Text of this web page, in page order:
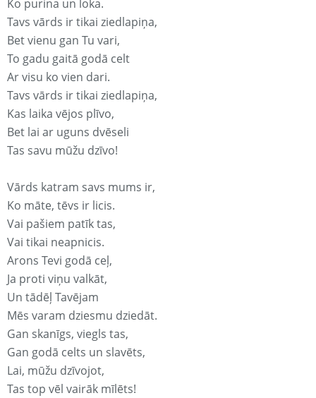
Ko purina un loka.
Tavs vārds ir tikai ziedlapiņa,
Bet vienu gan Tu vari,
To gadu gaitā godā celt
Ar visu ko vien dari.
Tavs vārds ir tikai ziedlapiņa,
Kas laika vējos plīvo,
Bet lai ar uguns dvēseli
Tas savu mūžu dzīvo!
Vārds katram savs mums ir,
Ko māte, tēvs ir licis.
Vai pašiem patīk tas,
Vai tikai neapnicis.
Arons Tevi godā ceļ,
Ja proti viņu valkāt,
Un tādēļ Tavējam
Mēs varam dziesmu dziedāt.
Gan skanīgs, viegls tas,
Gan godā celts un slavēts,
Lai, mūžu dzīvojot,
Tas top vēl vairāk mīlēts!